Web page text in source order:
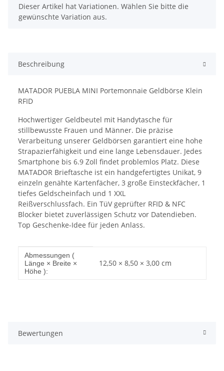
x
Dieser Artikel hat Variationen. Wählen Sie bitte die
gewünschte Variation aus.
Beschreibung
MATADOR PUEBLA MINI Portemonnaie Geldbörse Klein
RFID
Hochwertiger Geldbeutel mit Handytasche für
stillbewusste Frauen und Männer. Die präzise
Verarbeitung unserer Geldbörsen garantiert eine hohe
Strapazierfähigkeit und eine lange Lebensdauer. Jedes
Smartphone bis 6.9 Zoll findet problemlos Platz. Diese
MATADOR Brieftasche ist ein handgefertigtes Unikat, 9
einzeln genähte Kartenfächer, 3 große Einsteckfächer, 1
tiefes Geldscheinfach und 1 XXL
Reißverschlussfach. Ein TüV geprüfter RFID & NFC
Blocker bietet zuverlässigen Schutz vor Datendieben.
Top Geschenke-Idee für jeden Anlass.
Produkteigenschaft
Wert
Abmessungen (
Länge × Breite ×
Höhe ):
12,50 × 8,50 × 3,00 cm
Bewertungen